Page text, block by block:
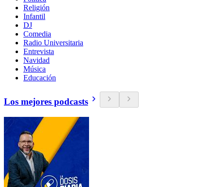
Religión
Infantil
DJ
Comedia
Radio Universitaria
Entrevista
Navidad
Música
Educación
Los mejores podcasts